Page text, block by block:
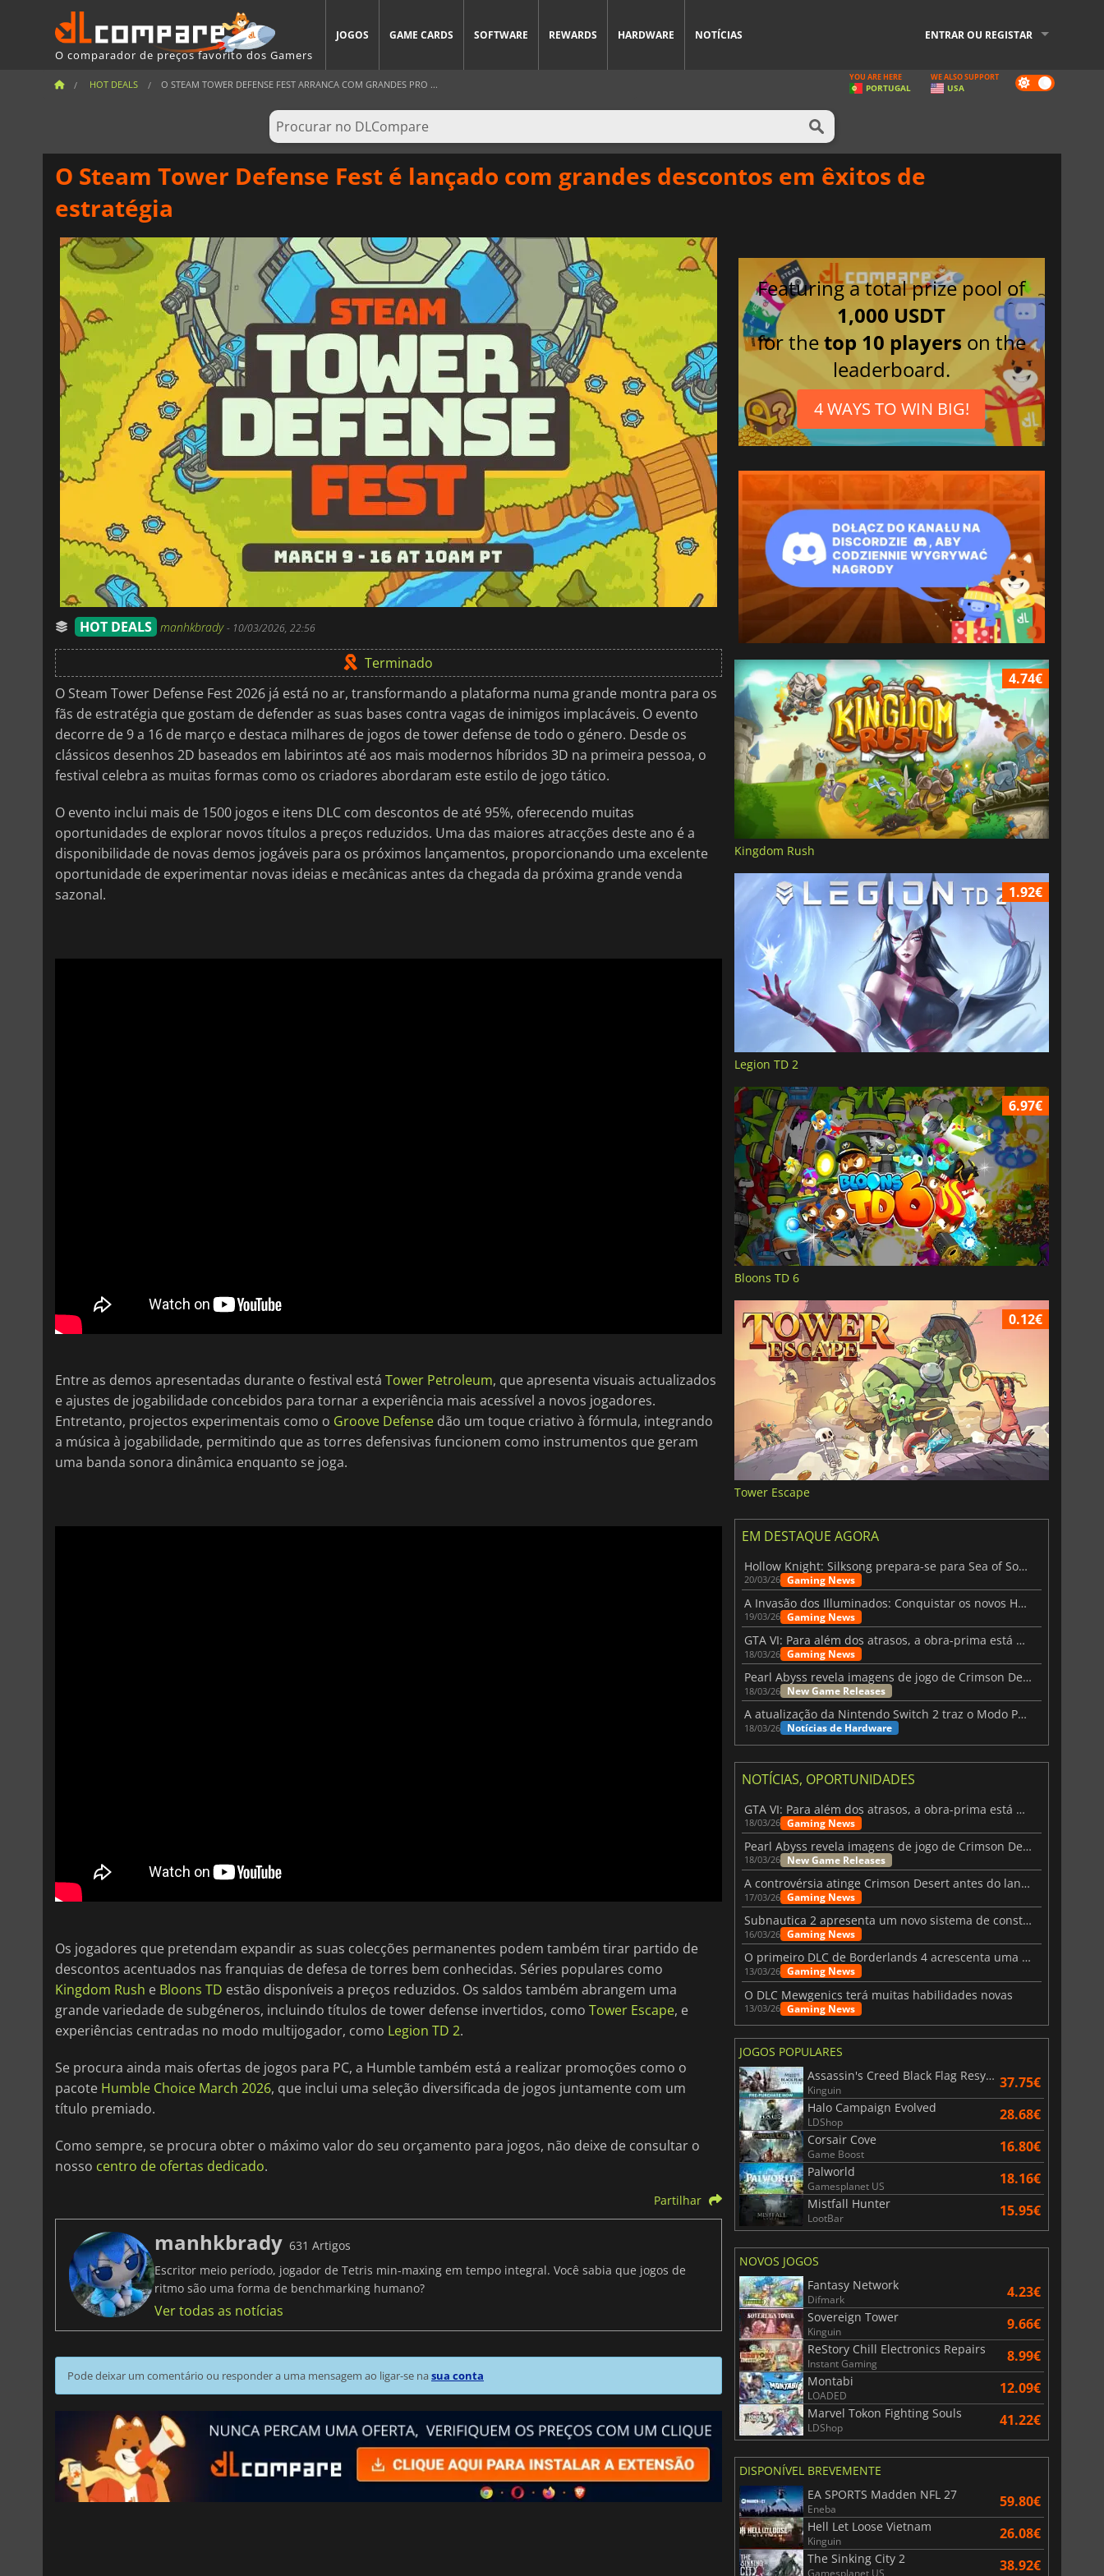
O comparador de preços favorito dos Gamers
JOGOS GAME CARDS SOFTWARE REWARDS HARDWARE NOTÍCIAS ENTRAR OU REGISTAR
HOT DEALS O STEAM TOWER DEFENSE FEST ARRANCA COM GRANDES PRO ... Dark
mode
YOU ARE HERE
PORTUGAL
WE ALSO SUPPORT
USA
O Steam Tower Defense Fest é lançado com grandes descontos em êxitos de
estratégia
HOT DEALS manhkbrady- 10/03/2026, 22:56
Terminado
O Steam Tower Defense Fest 2026 já está no ar, transformando a plataforma numa grande montra para os
fãs de estratégia que gostam de defender as suas bases contra vagas de inimigos implacáveis. O evento
decorre de 9 a 16 de março e destaca milhares de jogos de tower defense de todo o género. Desde os
clássicos desenhos 2D baseados em labirintos até aos mais modernos híbridos 3D na primeira pessoa, o
festival celebra as muitas formas como os criadores abordaram este estilo de jogo tático.
O evento inclui mais de 1500 jogos e itens DLC com descontos de até 95%, oferecendo muitas
oportunidades de explorar novos títulos a preços reduzidos. Uma das maiores atracções deste ano é a
disponibilidade de novas demos jogáveis para os próximos lançamentos, proporcionando uma excelente
oportunidade de experimentar novas ideias e mecânicas antes da chegada da próxima grande venda
sazonal.
Entre as demos apresentadas durante o festival está Tower Petroleum, que apresenta visuais actualizados
e ajustes de jogabilidade concebidos para tornar a experiência mais acessível a novos jogadores.
Entretanto, projectos experimentais como o Groove Defense dão um toque criativo à fórmula, integrando
a música à jogabilidade, permitindo que as torres defensivas funcionem como instrumentos que geram
uma banda sonora dinâmica enquanto se joga.
Os jogadores que pretendam expandir as suas colecções permanentes podem também tirar partido de
descontos acentuados nas franquias de defesa de torres bem conhecidas. Séries populares como
Kingdom Rush e Bloons TD estão disponíveis a preços reduzidos. Os saldos também abrangem uma
grande variedade de subgéneros, incluindo títulos de tower defense invertidos, como Tower Escape, e
experiências centradas no modo multijogador, como Legion TD 2.
Se procura ainda mais ofertas de jogos para PC, a Humble também está a realizar promoções como o
pacote Humble Choice March 2026, que inclui uma seleção diversificada de jogos juntamente com um
título premiado.
Como sempre, se procura obter o máximo valor do seu orçamento para jogos, não deixe de consultar o
nosso centro de ofertas dedicado.
Partilhar
manhkbrady 631 Artigos
Escritor meio período, jogador de Tetris min-maxing em tempo integral. Você sabia que jogos de
ritmo são uma forma de benchmarking humano?
Ver todas as notícias
Pode deixar um comentário ou responder a uma mensagem ao ligar-se nasua conta
Featuring a total prize pool of
1,000 USDT
for thetop 10 players on the
leaderboard.
4 WAYS TO WIN BIG!
4.74€
Kingdom Rush
1.92€
Legion TD 2
6.97€
Bloons TD 6
0.12€
Tower Escape
EM DESTAQUE AGORA
Hollow Knight: Silksong prepara-se para Sea of Sorrow com um patch
20/03/26 Gaming News
A Invasão dos Illuminados: Conquistar os novos Helldivers 2 Atualização!
19/03/26 Gaming News
GTA VI: Para além dos atrasos, a obra-prima está quase a chegar
18/03/26 Gaming News
Pearl Abyss revela imagens de jogo de Crimson Desert para a PS5
18/03/26 New Game Releases
A atualização da Nintendo Switch 2 traz o Modo Portátil aos jogos mais antigos da Switch
18/03/26 Notícias de Hardware
NOTÍCIAS, OPORTUNIDADES
GTA VI: Para além dos atrasos, a obra-prima está quase a chegar
18/03/26 Gaming News
Pearl Abyss revela imagens de jogo de Crimson Desert para a PS5
18/03/26 New Game Releases
A controvérsia atinge Crimson Desert antes do lançamento
17/03/26 Gaming News
Subnautica 2 apresenta um novo sistema de construção de bases
16/03/26 Gaming News
O primeiro DLC de Borderlands 4 acrescenta uma nova personagem e muito mais
13/03/26 Gaming News
O DLC Mewgenics terá muitas habilidades novas
13/03/26 Gaming News
JOGOS POPULARES
Assassin's Creed Black Flag Resynced
Kinguin 37.75€
Halo Campaign Evolved
LDShop 28.68€
Corsair Cove
Game Boost 16.80€
Palworld
Gamesplanet US 18.16€
Mistfall Hunter
LootBar 15.95€
NOVOS JOGOS
Fantasy Network
Difmark 4.23€
Sovereign Tower
Kinguin 9.66€
ReStory Chill Electronics Repairs
Instant Gaming 8.99€
Montabi
LOADED 12.09€
Marvel Tokon Fighting Souls
LDShop 41.22€
DISPONÍVEL BREVEMENTE
EA SPORTS Madden NFL 27
Eneba 59.80€
Hell Let Loose Vietnam
Kinguin 26.08€
The Sinking City 2
Gamesplanet US 38.92€